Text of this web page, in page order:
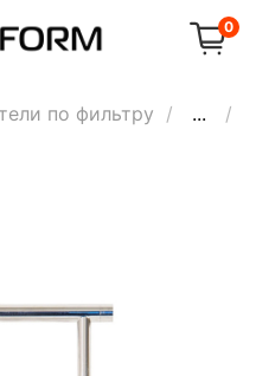
0
по фильтру
...